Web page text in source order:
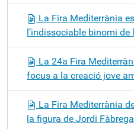
La Fira Mediterrània
l’indissociable binomi de
La 24a Fira
focus a la creació jove
La Fira Mediterrània
la figura de Jordi